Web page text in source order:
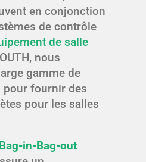
en conjonction
de contrôle
de salle
nous
gamme de
fournir des
pour les salles
in-Bag-out